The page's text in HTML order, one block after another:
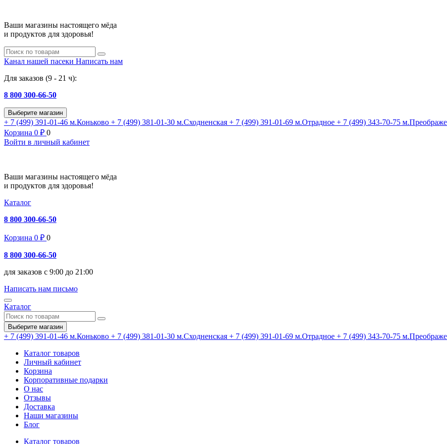
Ваши магазины настоящего мёда
и продуктов для здоровья!
Канал нашей пасеки Написать нам
Для заказов (9 - 21 ч):
8 800 300-66-50
Выберите магазин
+ 7 (499) 391-01-46 м.Коньково + 7 (499) 381-01-30 м.Сходненская + 7 (499) 391-01-69 м.Отрадное + 7 (499) 343-70-75
Корзина 0 ₽ 0
Войти в личный кабинет
Ваши магазины настоящего мёда
и продуктов для здоровья!
Каталог
8 800 300-66-50
Корзина 0 ₽ 0
8 800 300-66-50
для заказов с 9:00 до 21:00
Написать нам письмо
Каталог
Выберите магазин
+ 7 (499) 391-01-46 м.Коньково + 7 (499) 381-01-30 м.Сходненская + 7 (499) 391-01-69 м.Отрадное + 7 (499) 343-70-75
Каталог товаров
Личный кабинет
Корзина
Корпоративные подарки
О нас
Отзывы
Доставка
Наши магазины
Блог
Каталог товаров